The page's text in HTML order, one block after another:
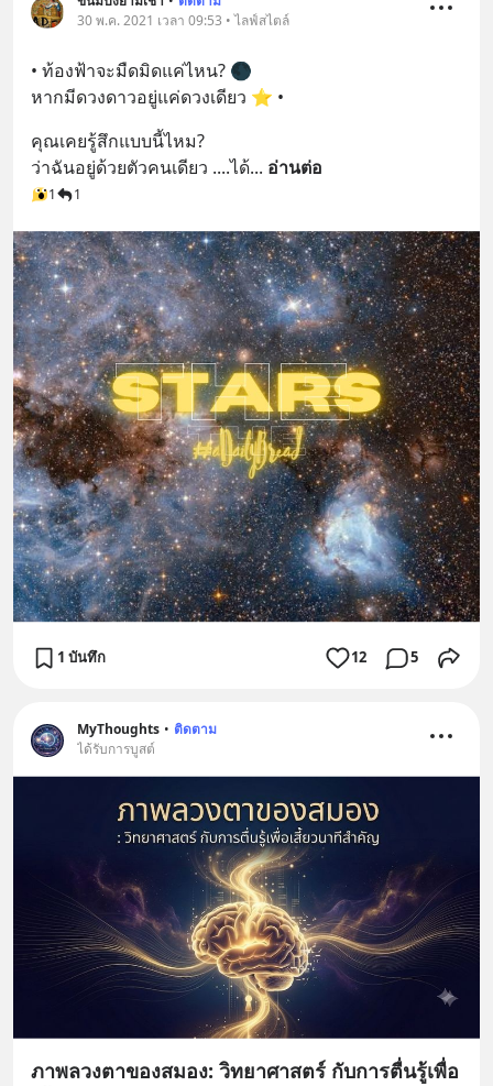
เครียด หลับยาก ผมอยากแนะนำ
บรรเทาความเครียด ลดความวิตกกังวล
เพิ่มการผ่อนคลาย ซึ่งช่วยให้การนอน
หลับมีประสิทธิภาพมากยิ่งขึ้น 📍 สนใจ
สั่งซื้อสินค้า Diip CBD 💬 LINE :
30 พ.ค. 2021 เวลา 09:53 • ไลฟ์สไตล์
• ท้องฟ้าจะมืดมิดแค่ไหน? 🌑
หากมีดวงดาวอยู่แค่ดวงเดียว ⭐️ •
คุณเคยรู้สึกแบบนี้ไหม?
ว่าฉันอยู่ด้วยตัวคนเดียว ....ได้... อ่านต่อ
1 1
1 บันทึก 12 5
MyThoughts • ติดตาม
ได้รับการบูสต์
ภาพลวงตาของสมอง: วิทยาศาสตร์ กับการตื่นรู้เพื่อ